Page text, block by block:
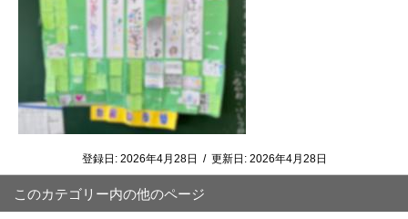
登録日: 2026年4月28日 / 更新日: 2026年4月28日
このカテゴリー内の他のページ